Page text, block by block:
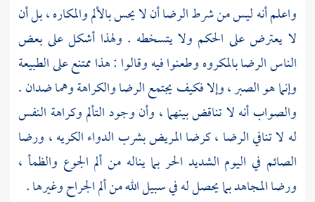
واعلم أنه ليس من شرط الرضا أن لا يحس بالألم والمكاره ، بل أن
لا يعترض على الحكم ولا يتسخطه . ولهذا أشكل على بعض
الناس الرضا بالمكروه وطعنوا فيه وقالوا : هذا ممتنع على الطبيعة
وإنما هو الصبر ، وإلا فكيف يجتمع الرضا والكراهة وهما ضدان .
والصواب أنه لا تناقض بينهما ، وأن وجود التألم وكراهة النفس
له لا تنافي الرضا ، كرضا المريض بشرب الدواء الكريه ، ورضا
الصائم في اليوم الشديد الحر بما يناله من ألم الجوع والظمأ ،
ورضا المجاهد بما يحصل له في سبيل الله من ألم الجراح وغيرها .